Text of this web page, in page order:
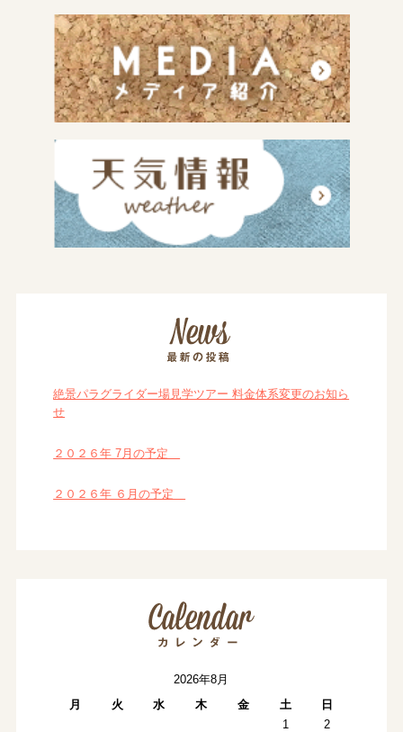
絶景パラグライダー場見学ツアー 料金体系変更のお知ら
せ
２０２６年 7月の予定
２０２６年 ６月の予定
2026年8月
月
火 水 木 金 土
日
1
2